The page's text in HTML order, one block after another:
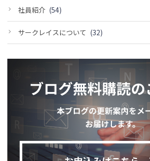
社員紹介 (54)
サークレイスについて (32)